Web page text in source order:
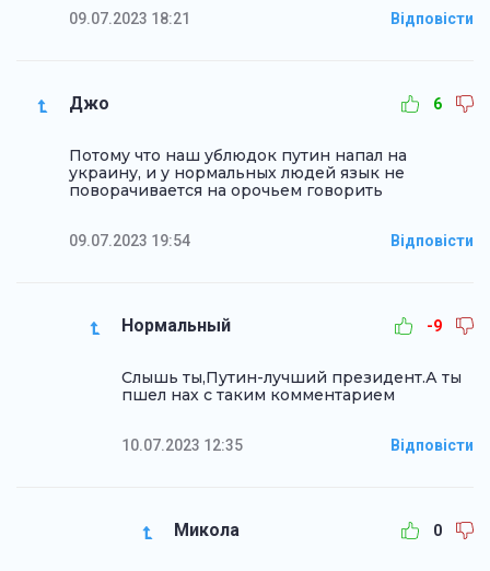
09.07.2023 18:21 Відповісти
Джо 6
Потому что наш ублюдок путин напал на
украину, и у нормальных людей язык не
поворачивается на орочьем говорить
09.07.2023 19:54 Відповісти
Нормальный -9
Слышь ты,Путин-лучший президент.А ты
пшел нах с таким комментарием
10.07.2023 12:35 Відповісти
Микола 0